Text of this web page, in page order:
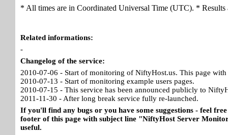
* All times are in Coordinated Universal Time (UTC). * Results
Related informations:
-
Changelog of the service:
2010-07-06 - Start of monitoring of NiftyHost.us. This page
2010-07-13 - Start of monitoring example users pages.
2010-07-15 - This service has been announced publicly to
2011-11-30 - After long break service fully re-launched.
If you'll find any bugs or you have some suggestions - feel
footer of this page with subject line "NiftyHost Server
useful.